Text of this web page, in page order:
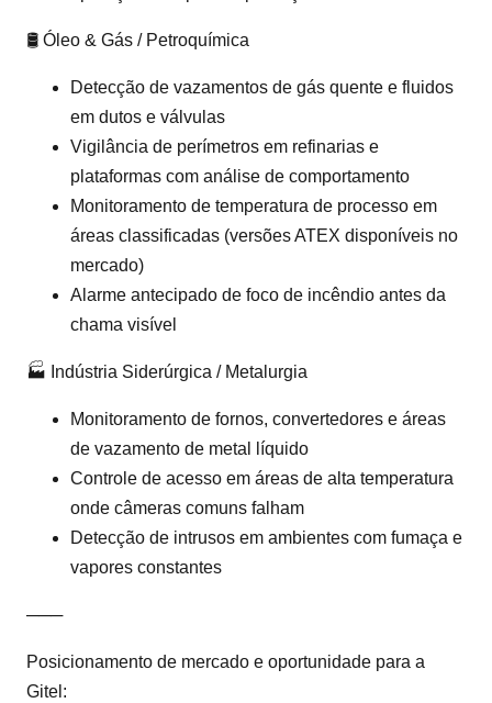
🛢️ Óleo & Gás / Petroquímica
Detecção de vazamentos de gás quente e fluidos
em dutos e válvulas
Vigilância de perímetros em refinarias e
plataformas com análise de comportamento
Monitoramento de temperatura de processo em
áreas classificadas (versões ATEX disponíveis no
mercado)
Alarme antecipado de foco de incêndio antes da
chama visível
🏭 Indústria Siderúrgica / Metalurgia
Monitoramento de fornos, convertedores e áreas
de vazamento de metal líquido
Controle de acesso em áreas de alta temperatura
onde câmeras comuns falham
Detecção de intrusos em ambientes com fumaça e
vapores constantes
───
Posicionamento de mercado e oportunidade para a
Gitel: